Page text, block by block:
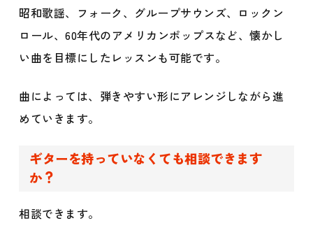
昭和歌謡、フォーク、グループサウンズ、ロックン
ロール、60年代のアメリカンポップスなど、懐かし
い曲を目標にしたレッスンも可能です。
曲によっては、弾きやすい形にアレンジしながら進
めていきます。
ギターを持っていなくても相談できます
か？
相談できます。